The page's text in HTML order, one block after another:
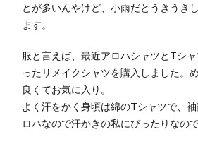
とが多いんやけど、小雨だとうきうき
ます。
服と言えば、最近アロハシャツとTシ
ったリメイクシャツを購入しました。
良くてお気に入り。
よく汗をかく身頃は綿のTシャツで、
ロハなので汗かきの私にぴったりなので